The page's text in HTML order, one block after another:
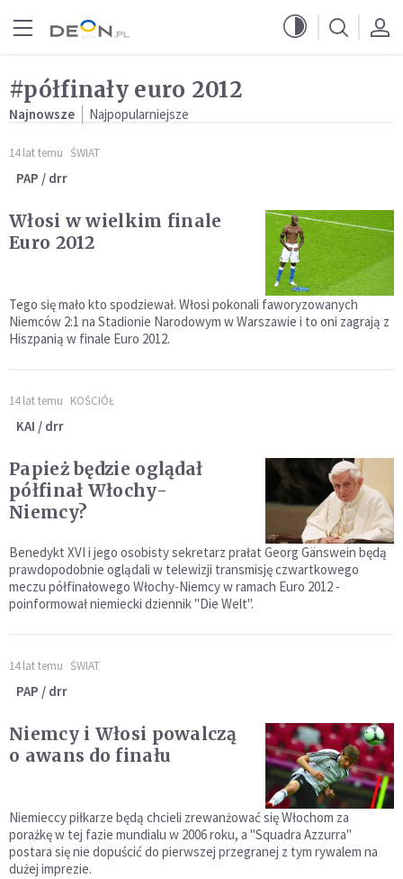
#półfinały euro 2012
Najnowsze Najpopularniejsze
14 lat temu ŚWIAT
PAP / drr
Włosi w wielkim finale
Euro 2012
Tego się mało kto spodziewał. Włosi pokonali faworyzowanych
Niemców 2:1 na Stadionie Narodowym w Warszawie i to oni zagrają z
Hiszpanią w finale Euro 2012.
14 lat temu KOŚCIÓŁ
KAI / drr
Papież będzie oglądał
półfinał Włochy-
Niemcy?
Benedykt XVI i jego osobisty sekretarz prałat Georg Gänswein będą
prawdopodobnie oglądali w telewizji transmisję czwartkowego
meczu półfinałowego Włochy-Niemcy w ramach Euro 2012 -
poinformował niemiecki dziennik "Die Welt".
14 lat temu ŚWIAT
PAP / drr
Niemcy i Włosi powalczą
o awans do finału
Niemieccy piłkarze będą chcieli zrewanżować się Włochom za
porażkę w tej fazie mundialu w 2006 roku, a "Squadra Azzurra"
postara się nie dopuścić do pierwszej przegranej z tym rywalem na
dużej imprezie.